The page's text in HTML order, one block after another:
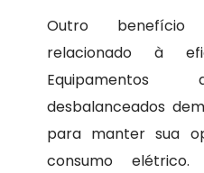
Outro benefício
relacionado à
Equipamentos
desbalanceados
para manter sua
consumo